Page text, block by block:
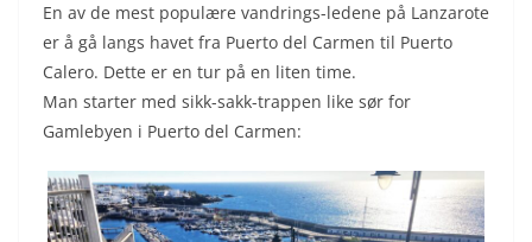
En av de mest populære vandrings-ledene på Lanzarote
er å gå langs havet fra Puerto del Carmen til Puerto
Calero. Dette er en tur på en liten time.
Man starter med sikk-sakk-trappen like sør for
Gamlebyen i Puerto del Carmen: